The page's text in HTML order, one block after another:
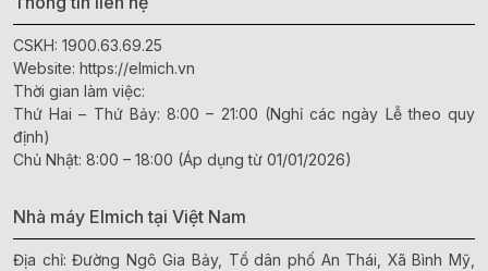
CSKH: 1900.63.69.25
Website: https://elmich.vn
Thời gian làm việc:
Thứ Hai – Thứ Bảy: 8:00 – 21:00 (Nghỉ các ngày Lễ theo quy
định)
Chủ Nhật: 8:00 – 18:00 (Áp dụng từ 01/01/2026)
Nhà máy Elmich tại Việt Nam
Địa chỉ: Đường Ngô Gia Bảy, Tổ dân phố An Thái, Xã Bình Mỹ,